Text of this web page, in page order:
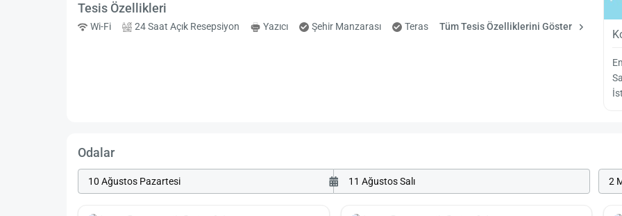
Tesis Özellikleri
Wi-Fi 24 Saat Açık Resepsiyon Yazıcı Şehir Manzarası Teras Tüm Tesis Özelliklerini Göster
Odalar
2